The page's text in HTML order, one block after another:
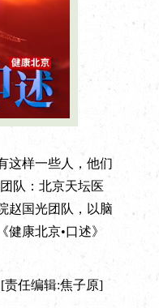
这样一些人，他们
队：北京天坛医
赵国光团队，以脑
康北京•口述》
[责任编辑:焦子原]